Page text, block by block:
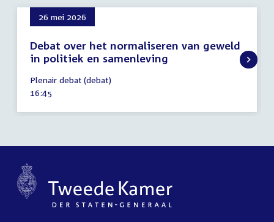
26 mei 2026
Debat over het normaliseren van geweld
in politiek en samenleving
mei
2026
Plenair debat (debat)
Tijd
16:45